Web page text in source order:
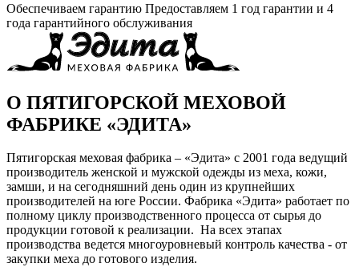
Обеспечиваем гарантию Предоставляем 1 год гарантии и 4
года гарантийного обслуживания
О ПЯТИГОРСКОЙ МЕХОВОЙ
ФАБРИКЕ «ЭДИТА»
Пятигорская меховая фабрика – «Эдита» с 2001 года ведущий
производитель женской и мужской одежды из меха, кожи,
замши, и на сегодняшний день один из крупнейших
производителей на юге России. Фабрика «Эдита» работает по
полному циклу производственного процесса от сырья до
продукции готовой к реализации. На всех этапах
производства ведется многоуровневый контроль качества - от
закупки меха до готового изделия.